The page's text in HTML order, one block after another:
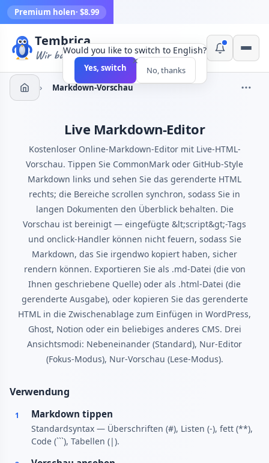
Premium holen· $8.99
Tembrica
Wir bauen Werkzeuge
› Markdown-Vorschau
Live Markdown-Editor
Kostenloser Online-Markdown-Editor mit Live-HTML-
Vorschau. Tippen Sie CommonMark oder GitHub-Style
Markdown links und sehen Sie das gerenderte HTML
rechts; die Bereiche scrollen synchron, sodass Sie in
langen Dokumenten den Überblick behalten. Die
Vorschau ist bereinigt — eingefügte &lt;script&gt;-Tags
und onclick-Handler können nicht feuern, sodass Sie
Markdown, das Sie irgendwo kopiert haben, sicher
rendern können. Exportieren Sie als .md-Datei (die von
Ihnen geschriebene Quelle) oder als .html-Datei (die
gerenderte Ausgabe), oder kopieren Sie das gerenderte
HTML in die Zwischenablage zum Einfügen in WordPress,
Ghost, Notion oder ein beliebiges anderes CMS. Drei
Ansichtsmodi: Nebeneinander (Standard), Nur-Editor
(Fokus-Modus), Nur-Vorschau (Lese-Modus).
Verwendung
1 Markdown tippen
Standardsyntax — Überschriften (#), Listen (-), fett (**),
Code (```), Tabellen (|).
×
Would you like to switch to English?
Yes, switch No, thanks